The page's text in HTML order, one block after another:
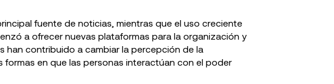
fuente de noticias, mientras que el uso creciente
a ofrecer nuevas plataformas para la organización y
han contribuido a cambiar la percepción de la
formas en que las personas interactúan con el poder